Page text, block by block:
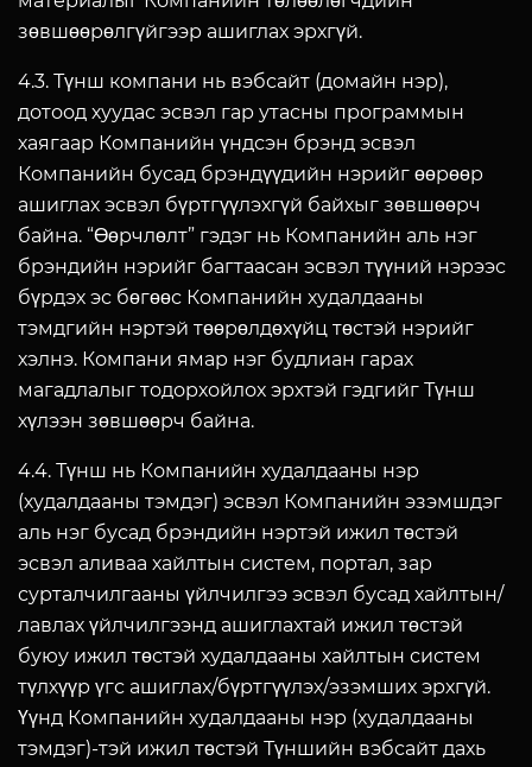
зөвшөөрөлгүйгээр ашиглах эрхгүй.
4.3. Түнш компани нь вэбсайт (домайн нэр),
дотоод хуудас эсвэл гар утасны программын
хаягаар Компанийн үндсэн брэнд эсвэл
Компанийн бусад брэндүүдийн нэрийг өөрөөр
ашиглах эсвэл бүртгүүлэхгүй байхыг зөвшөөрч
байна. “Өөрчлөлт” гэдэг нь Компанийн аль нэг
брэндийн нэрийг багтаасан эсвэл түүний нэрээс
бүрдэх эс бөгөөс Компанийн худалдааны
тэмдгийн нэртэй төөрөлдөхүйц төстэй нэрийг
хэлнэ. Компани ямар нэг будлиан гарах
магадлалыг тодорхойлох эрхтэй гэдгийг Түнш
хүлээн зөвшөөрч байна.
4.4. Түнш нь Компанийн худалдааны нэр
(худалдааны тэмдэг) эсвэл Компанийн эзэмшдэг
аль нэг бусад брэндийн нэртэй ижил төстэй
эсвэл аливаа хайлтын систем, портал, зар
сурталчилгааны үйлчилгээ эсвэл бусад хайлтын/
лавлах үйлчилгээнд ашиглахтай ижил төстэй
буюу ижил төстэй худалдааны хайлтын систем
түлхүүр үгс ашиглах/бүртгүүлэх/эзэмших эрхгүй.
Үүнд Компанийн худалдааны нэр (худалдааны
тэмдэг)-тэй ижил төстэй Түншийн вэбсайт дахь